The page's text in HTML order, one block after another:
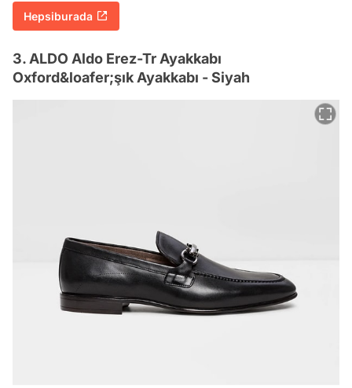
Hepsiburada
3. ALDO Aldo Erez-Tr Ayakkabı
Oxford&loafer;şık Ayakkabı - Siyah